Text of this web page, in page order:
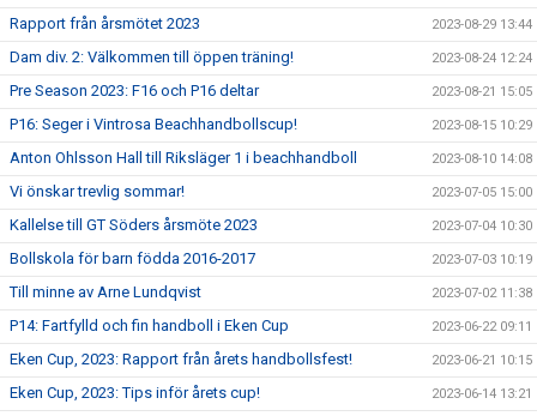
Rapport från årsmötet 2023 2023-08-29 13:44
Dam div. 2: Välkommen till öppen träning! 2023-08-24 12:24
Pre Season 2023: F16 och P16 deltar 2023-08-21 15:05
P16: Seger i Vintrosa Beachhandbollscup! 2023-08-15 10:29
Anton Ohlsson Hall till Riksläger 1 i beachhandboll 2023-08-10 14:08
Vi önskar trevlig sommar! 2023-07-05 15:00
Kallelse till GT Söders årsmöte 2023 2023-07-04 10:30
Bollskola för barn födda 2016-2017 2023-07-03 10:19
Till minne av Arne Lundqvist 2023-07-02 11:38
P14: Fartfylld och fin handboll i Eken Cup 2023-06-22 09:11
Eken Cup, 2023: Rapport från årets handbollsfest! 2023-06-21 10:15
Eken Cup, 2023: Tips inför årets cup! 2023-06-14 13:21